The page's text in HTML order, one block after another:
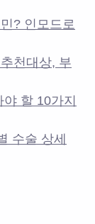
? 인모드로
천대상, 부
할 10가지
수술 상세